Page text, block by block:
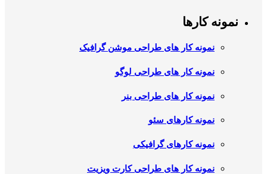
نمونه کارها
نمونه کار های طراحی موشن گرافیک
نمونه کار های طراحی لوگو
نمونه کار های طراحی بنر
نمونه کارهای سئو
نمونه کارهای گرافیکی
نمونه کار های طراحی کارت ویزیت